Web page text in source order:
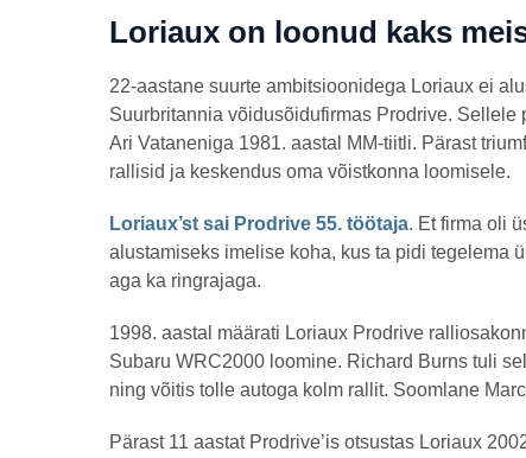
Loriaux on loonud kaks
22-aastane suurte ambitsioonidega Loriaux ei
Suurbritannia võidusõidufirmas Prodrive.
Ari Vataneniga 1981. aastal MM-tiitli. Pärast
rallisid ja keskendus oma võistkonna loomisele.
Loriaux’st sai Prodrive 55. töötaja. Et firma oli
alustamiseks imelise koha, kus ta pidi tegelema
aga ka ringrajaga.
1998. aastal määrati Loriaux Prodrive
Subaru WRC2000 loomine. Richard Burns tuli
ning võitis tolle autoga kolm rallit. Soomlane
Pärast 11 aastat Prodrive’is otsustas Loriaux